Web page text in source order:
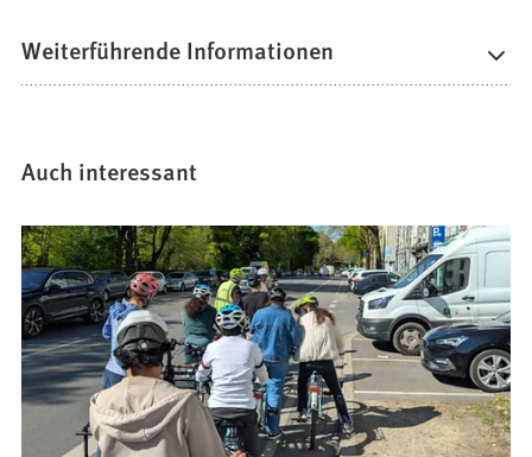
Weiterführende Informationen
Auch interessant